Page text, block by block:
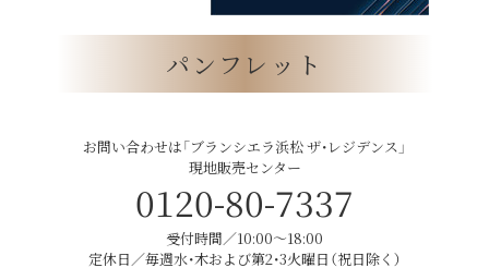
パンフレット
お問い合わせは「ブランシエラ浜松 ザ・レジデンス」
現地販売センター
0120-80-7337
受付時間／10:00〜18:00
定休日／毎週水・木および第2・3火曜日（祝日除く）